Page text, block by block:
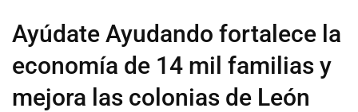
Ayúdate Ayudando fortalece la
economía de 14 mil familias y
mejora las colonias de León